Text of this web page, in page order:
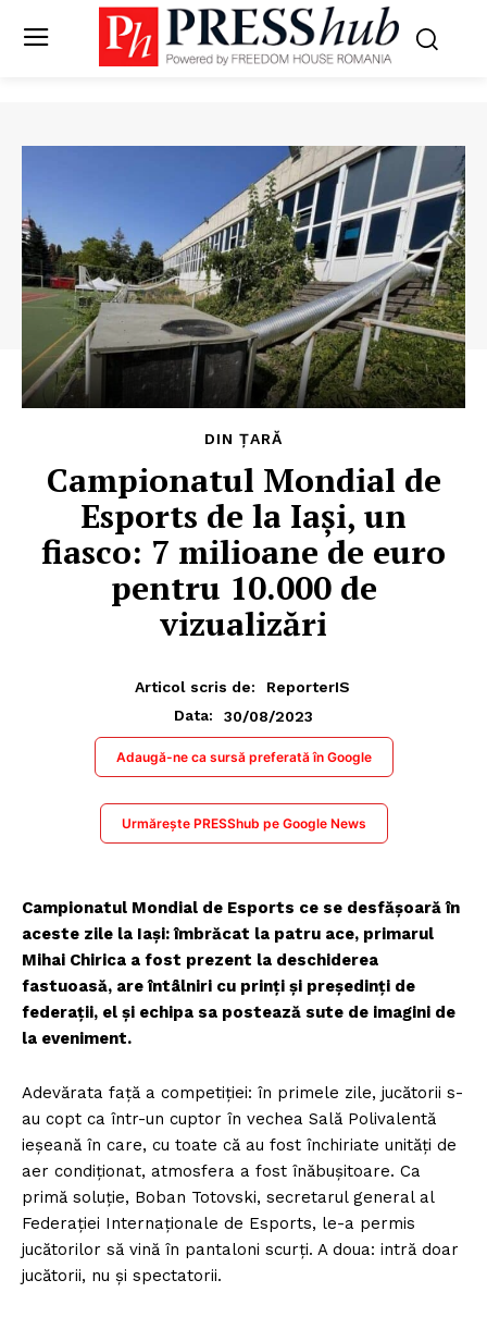
DIN ȚARĂ
Campionatul Mondial de
Esports de la Iași, un
fiasco: 7 milioane de euro
pentru 10.000 de
vizualizări
Articol scris de:
ReporterIS
Data:
30/08/2023
Adaugă-ne ca sursă preferată în Google
Urmărește PRESShub pe Google News
Campionatul Mondial de Esports ce se desfășoară în
aceste zile la Iași: îmbrăcat la patru ace, primarul
Mihai Chirica a fost prezent la deschiderea
fastuoasă, are întâlniri cu prinți și președinți de
federații, el și echipa sa postează sute de imagini de
la eveniment.
Adevărata față a competiției: în primele zile, jucătorii s-
au copt ca într-un cuptor în vechea Sală Polivalentă
ieșeană în care, cu toate că au fost închiriate unități de
aer condiționat, atmosfera a fost înăbușitoare. Ca
primă soluție, Boban Totovski, secretarul general al
Federației Internaționale de Esports, le-a permis
jucătorilor să vină în pantaloni scurți. A doua: intră doar
jucătorii, nu și spectatorii.